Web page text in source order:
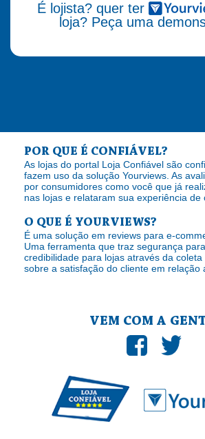
É lojista? quer ter
loja? Peça uma
POR QUE É CONFIÁVEL?
As lojas do portal Loja Confiável são
fazem uso da solução Yourviews. As
por consumidores como você que já
nas lojas e relataram sua experiência de
O QUE É YOURVIEWS?
É uma solução em reviews para e-
Uma ferramenta que traz segurança
credibilidade para lojas através da
sobre a satisfação do cliente em relação
VEM COM A